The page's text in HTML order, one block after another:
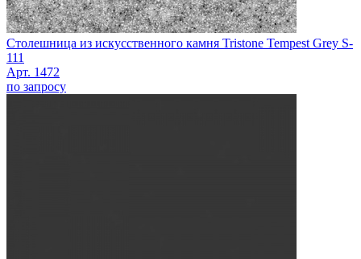
Столешница из искусственного камня Tristone Tempest Grey S-
111
Арт. 1472
по запросу